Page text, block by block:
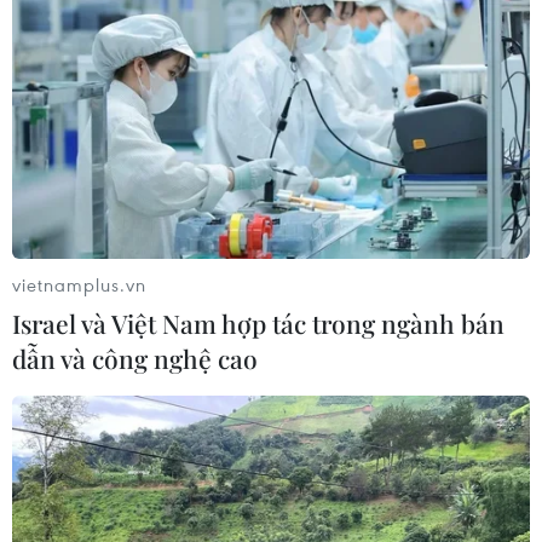
Cựu chiến binh Hoàng Văn Hiển: "Tự hào
vì tham gia Chiến dịch Điện Biên Phủ"
16/04/2024 01:30
Cựu chiến binh Hoàng Văn Hiển - chiến sỹ Điện Biên
vietnamplus.vn
Israel và Việt Nam hợp tác trong ngành bán
dẫn và công nghệ cao